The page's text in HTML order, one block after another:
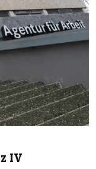
IV